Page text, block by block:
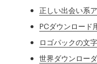
正しい出会い系
PCダウンロード
ロゴパックの文
世界ダウンロー